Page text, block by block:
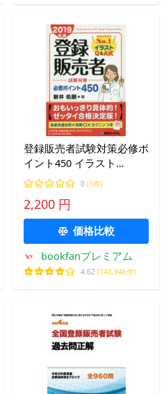
登録販売者試験対策必修ポ
イント450 イラスト
Q&amp;A式 2019年版/新
井佑朋
0 (1件)
2,200 円
価格比較
bookfanプレミアム
4.62 (140,946件)